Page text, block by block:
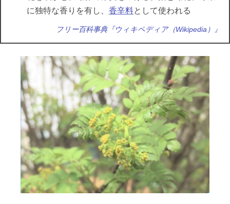
に独特な香りを有し、 香辛料として使われる
フリー百科事典『ウィキペディア（Wikipedia）』